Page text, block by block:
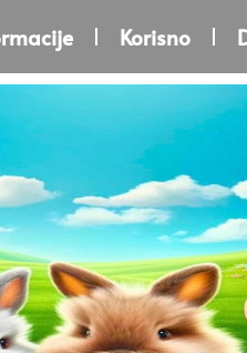
Korisno